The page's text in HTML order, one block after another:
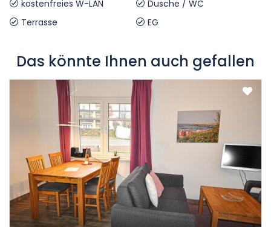
kostenfreies W-LAN
Dusche / WC
Terrasse
EG
Das könnte Ihnen auch gefallen